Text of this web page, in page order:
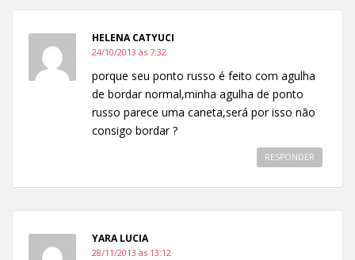
HELENA CATYUCI
24/10/2013 às 7:32
porque seu ponto russo é feito com agulha
de bordar normal,minha agulha de ponto
russo parece uma caneta,será por isso não
consigo bordar ?
RESPONDER
YARA LUCIA
28/11/2013 às 13:12